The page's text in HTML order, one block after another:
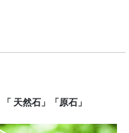
天然石」「原石」